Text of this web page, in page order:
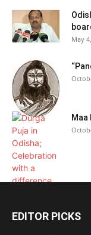
May
Maa
EDITOR PICKS